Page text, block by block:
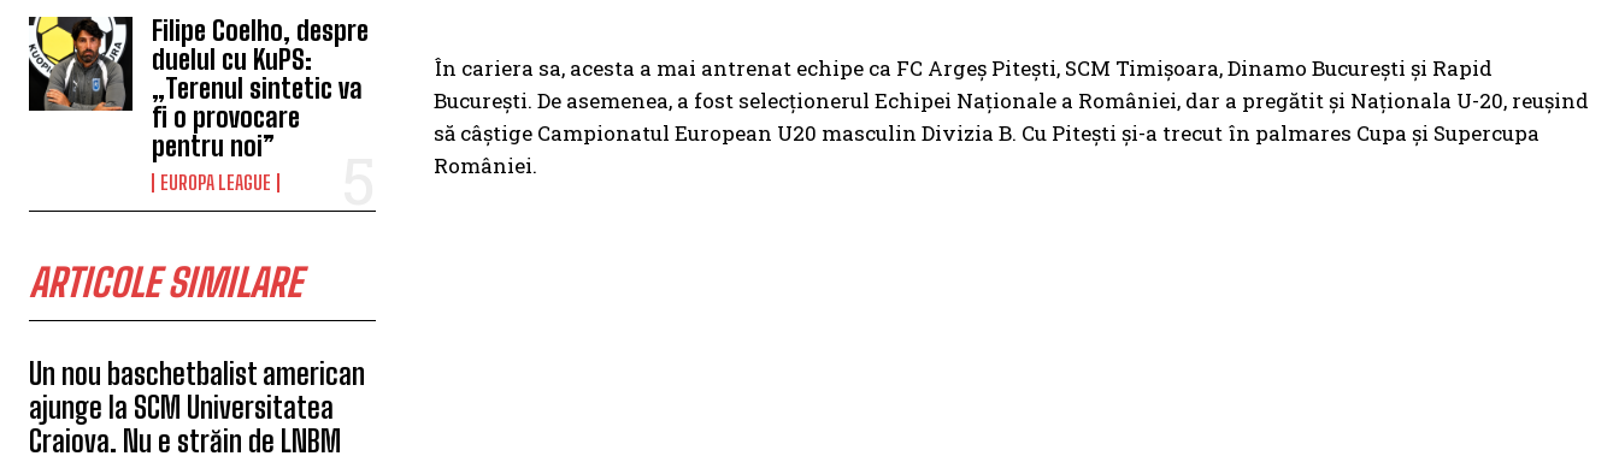
Filipe Coelho, despre
duelul cu KuPS:
„Terenul sintetic va
fi o provocare
pentru noi”
EUROPA LEAGUE
ARTICOLE SIMILARE
Un nou baschetbalist american
ajunge la SCM Universitatea
Craiova. Nu e străin de LNBM
În cariera sa, acesta a mai antrenat echipe ca FC Argeș Pitești, SCM Timișoara, Dinamo București și Rapid
București. De asemenea, a fost selecționerul Echipei Naționale a României, dar a pregătit și Naționala U-20, reușind
să câștige Campionatul European U20 masculin Divizia B. Cu Pitești și-a trecut în palmares Cupa și Supercupa
României.